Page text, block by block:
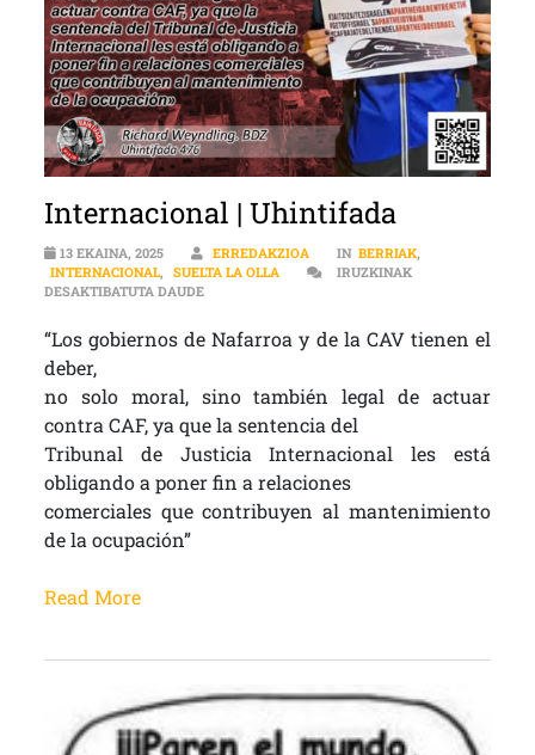
Internacional | Uhintifada
13 EKAINA, 2025 ERREDAKZIOA IN BERRIAK,
INTERNACIONAL, SUELTA LA OLLA
IRUZKINAK
DESAKTIBATUTA DAUDEINTERNACIONAL | UHINTIFADA SARRERAN
“Los gobiernos de Nafarroa y de la CAV tienen el
deber,
no solo moral, sino también legal de actuar
contra CAF, ya que la sentencia del
Tribunal de Justicia Internacional les está
obligando a poner fin a relaciones
comerciales que contribuyen al mantenimiento
de la ocupación”
Read More